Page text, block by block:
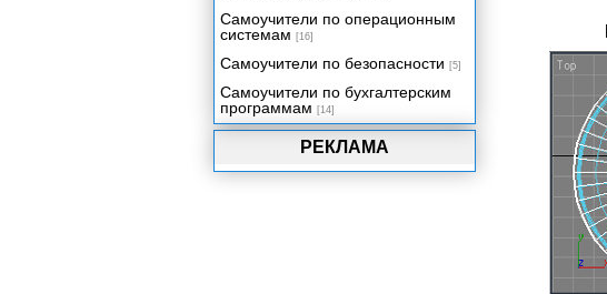
РЕКЛАМА
Самоучители по операционным
системам [16]
Самоучители по безопасности [5]
Самоучители по бухгалтерским
программам [14]